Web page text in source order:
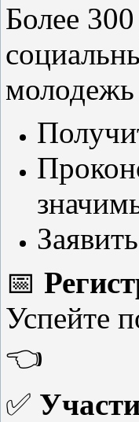
Более
📅
Успейте
👈
✅